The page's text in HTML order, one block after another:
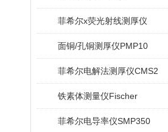
菲希尔x荧光射线测厚仪
面铜/孔铜测厚仪PMP10
菲希尔电解法测厚仪CMS2
铁素体测量仪Fischer
菲希尔电导率仪SMP350